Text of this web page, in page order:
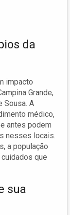
da
impacto
Grande,
Sousa. A
médico,
antes podem
nesses locais.
a população
que
sua